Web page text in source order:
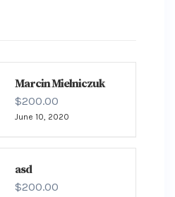
Marcin Mielniczuk
$200.00
June 10, 2020
asd
$200.00